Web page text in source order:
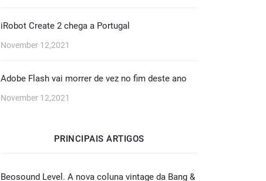
iRobot Create 2 chega a Portugal
November 12,2021
Adobe Flash vai morrer de vez no fim deste ano
November 12,2021
PRINCIPAIS ARTIGOS
Beosound Level. A nova coluna vintage da Bang &